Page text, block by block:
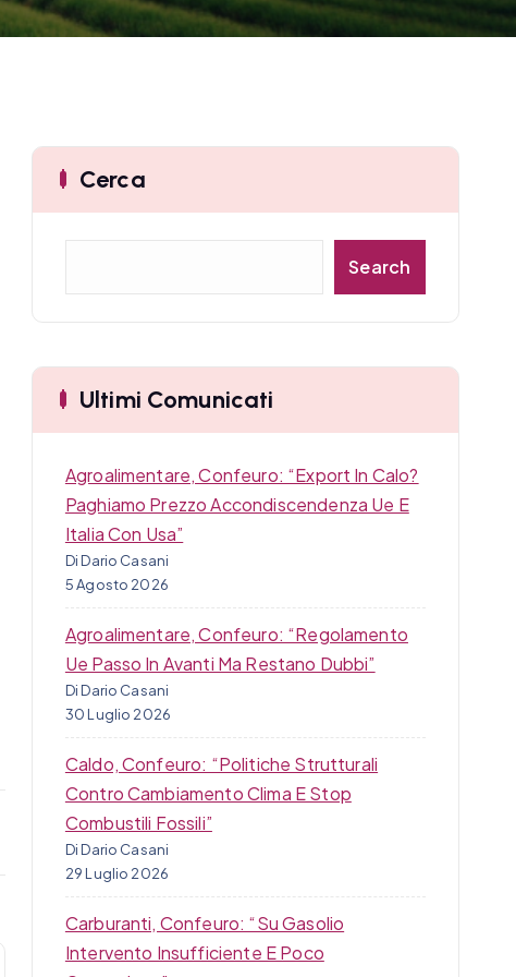
Cerca
a
Search
Ultimi Comunicati
Agroalimentare, Confeuro: “Export In Calo?
Paghiamo Prezzo Accondiscendenza Ue E
Italia Con Usa”
Di Dario Casani
5 Agosto 2026
Agroalimentare, Confeuro: “Regolamento
Ue Passo In Avanti Ma Restano Dubbi”
Di Dario Casani
30 Luglio 2026
Caldo, Confeuro: “Politiche Strutturali
Contro Cambiamento Clima E Stop
Combustili Fossili”
Di Dario Casani
29 Luglio 2026
Carburanti, Confeuro: “Su Gasolio
Intervento Insufficiente E Poco